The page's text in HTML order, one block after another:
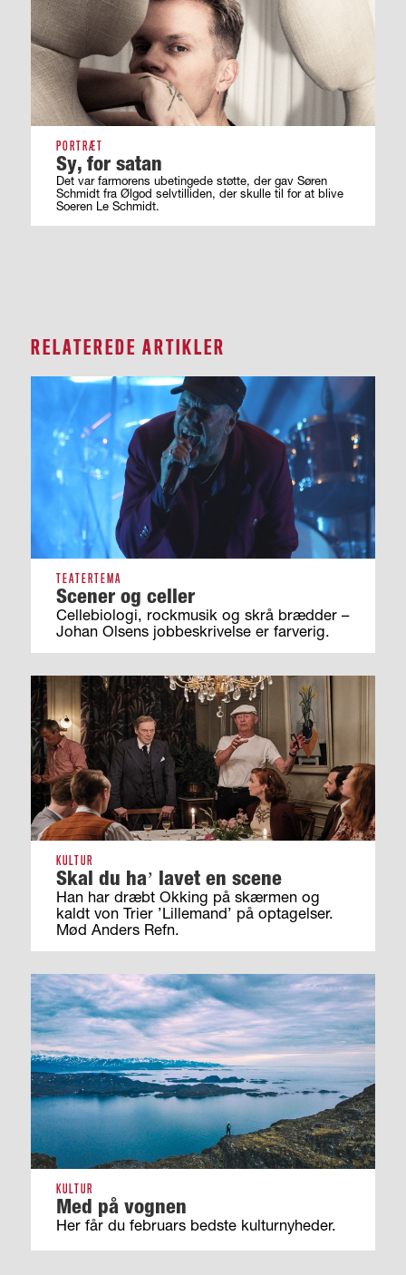
PORTRÆT
Sy, for satan
Det var farmorens ubetingede støtte, der gav Søren
Schmidt fra Ølgod selvtilliden, der skulle til for at blive
Soeren Le Schmidt.
RELATEREDE ARTIKLER
TEATERTEMA
Scener og celler
Cellebiologi, rockmusik og skrå brædder –
Johan Olsens jobbeskrivelse er farverig.
KULTUR
Skal du haʼ lavet en scene
Han har dræbt Okking på skærmen og
kaldt von Trier ’Lillemand’ på optagelser.
Mød Anders Refn.
KULTUR
Med på vognen
Her får du februars bedste kulturnyheder.